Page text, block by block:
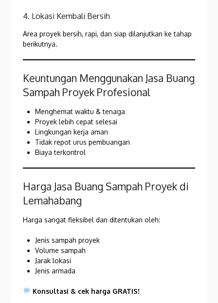
4. Lokasi Kembali Bersih
Area proyek bersih, rapi, dan siap dilanjutkan ke tahap
berikutnya.
Keuntungan Menggunakan Jasa Buang
Sampah Proyek Profesional
Menghemat waktu & tenaga
Proyek lebih cepat selesai
Lingkungan kerja aman
Tidak repot urus pembuangan
Biaya terkontrol
Harga Jasa Buang Sampah Proyek di
Lemahabang
Harga sangat fleksibel dan ditentukan oleh:
Jenis sampah proyek
Volume sampah
Jarak lokasi
Jenis armada
Konsultasi & cek harga GRATIS!